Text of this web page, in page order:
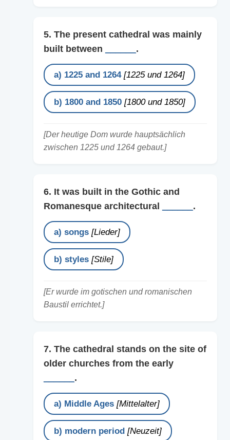
5. The present cathedral was mainly
built between
.
a) 1225 and 1264 [1225 und 1264]
b) 1800 and 1850 [1800 und 1850]
[Der heutige Dom wurde hauptsächlich
zwischen 1225 und 1264 gebaut.]
6. It was built in the Gothic and
Romanesque architectural
.
a) songs [Lieder]
b) styles [Stile]
[Er wurde im gotischen und romanischen
Baustil errichtet.]
7. The cathedral stands on the site of
older churches from the early
.
a) Middle Ages [Mittelalter]
b) modern period [Neuzeit]